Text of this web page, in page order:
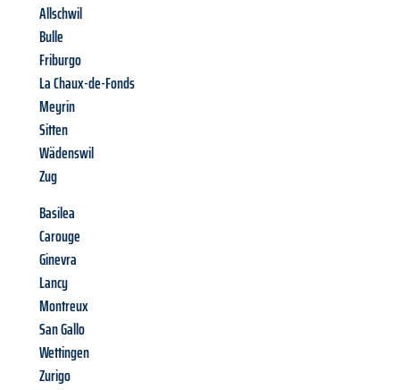
Allschwil
Bulle
Friburgo
La Chaux-de-Fonds
Meyrin
Sitten
Wädenswil
Zug
Basilea
Carouge
Ginevra
Lancy
Montreux
San Gallo
Wettingen
Zurigo